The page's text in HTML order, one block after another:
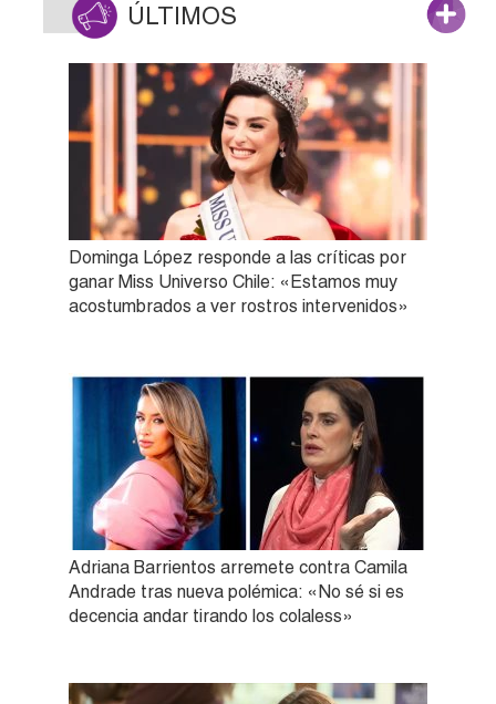
ÚLTIMOS
Dominga López responde a las críticas por
ganar Miss Universo Chile: «Estamos muy
acostumbrados a ver rostros intervenidos»
Adriana Barrientos arremete contra Camila
Andrade tras nueva polémica: «No sé si es
decencia andar tirando los colaless»